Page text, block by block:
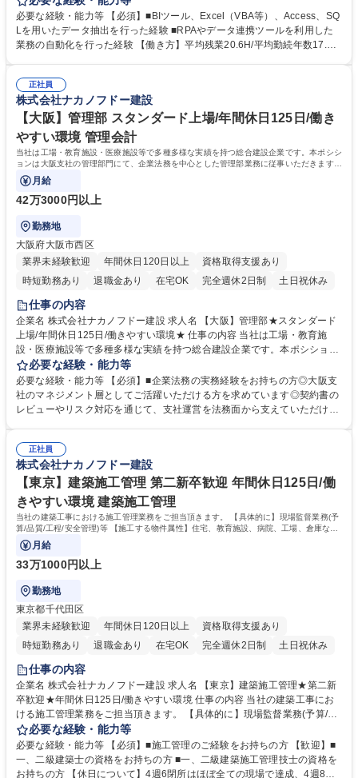
会社の定める業務◎建設業界では各社がICT活用による生産性 向上に業界
全体として取り組んでおります。本ポジションは社員の働き方改革や業務
負担改善がミッションです。 【テレワークについて】業務内容は、社内問
テレワークでの業務は認めていません。 募集職種 【東京】社内SE/スタン
ダード上場/年間休日125日/資格手当有/働きやすい環境
必要な経験・能力等 【必須】■BIツール、Excel（VBA等）、Access、SQ
Lを用いたデータ抽出を行った経験 ■RPAやデータ連携ツールを利用した
業務の自動化を行った経験 【働き方】平均残業20.6H/平均勤続年数17.5
定。従業員の健康や幸福を考慮した働きやすい環境を提供することに注
力、公的機関から認定を受けました。 【充実した研修制度】階層等に応じ
た研修制度が充実、資格支援制度もあり。社員ひとりひとりのスキルアッ
プを後押ししています。 学歴・資格 学歴：大学院 大学 高専 短大 専修学
校 高校 語学力： 資格：
正社員
株式会社ナカノフドー建設
【大阪】管理部 スタンダード上場/年間休日125日/働き
やすい環境 管理会計
当社は工場・教育施設・医療施設等で多種多様な実績を持つ総合建設企業です。本ポシシ
ョンは大阪支社の管理部門にて、企業法務を中心とした管理部業務に従事いただきます。
入社後は契約書・覚書等のリーガルチェッ
月給
42万3000円以上
勤務地
大阪府大阪市西区
業界未経験歓迎
年間休日120日以上
資格取得支援あり
時短勤務あり
退職金あり 在宅OK 完全週休2日制 土日祝休み
仕事の内容
企業名 株式会社ナカノフドー建設 求人名 【大阪】管理部★スタンダード
上場/年間休日125日/働きやすい環境★ 仕事の内容 当社は工場・教育施
設・医療施設等で多種多様な実績を持つ総合建設企業です。本ポシション
は大阪支社の管理部門にて、企業法務を中心とした管理部業務に従事いた
だきます。入社後は契約書・覚書等のリーガルチェッ ク、リスク管理、社
内調整業務を中心に、総務（備品・資産管理、拠点長補佐）、経理（伝票
処理、請求・支払管理、原価管理、四半期決算）、労務（勤怠管理、雇用
す。 ※業務内容の変更の範囲：会社の定める業務 募集職種 【大阪】管理
部★スタンダード上場/年間休日125日/働きやすい環境★
必要な経験・能力等
必要な経験・能力等 【必須】■企業法務の実務経験をお持ちの方◎大阪支
社のマネジメント層としてご活躍いただける方を求めています◎契約書の
レビューやリスク対応を通じて、支社運営を法務面から支えていただける
ることは基本的になく、時差出勤制度もあります◎ 【充実した研修制度】
階層等に応じた研修制度が充実、資格支援制度もあり。社員ひとりひとり
のスキルアップを後押ししています。 学歴・資格 学歴：大学院 大学 高専
短大 専修学校 高校 語学力： 資格：
正社員
株式会社ナカノフドー建設
【東京】建築施工管理 第二新卒歓迎 年間休日125日/働
きやすい環境 建築施工管理
当社の建築工事における施工管理業務をご担当頂きます。 【具体的に】現場監督業務(予
算/品質/工程/安全管理)等 【施工する物件属性】住宅、教育施設、病院、工場、倉庫など
幅広い施工に携わっていただきます。
月給
33万1000円以上
勤務地
東京都千代田区
業界未経験歓迎
年間休日120日以上
資格取得支援あり
時短勤務あり
退職金あり 在宅OK 完全週休2日制 土日祝休み
仕事の内容
企業名 株式会社ナカノフドー建設 求人名 【東京】建築施工管理★第二新
卒歓迎★年間休日125日/働きやすい環境 仕事の内容 当社の建築工事にお
ける施工管理業務をご担当頂きます。 【具体的に】現場監督業務(予算/品
質/工程/安全管理)等 【施工する物件属性】住宅、教育施設、病院、工場、
倉庫など幅広い施工に携わっていただきます。 【工期】工期は1～2年程
度の物件が中心です。 【就業環境】■通常期20~40h程度／繁忙期は残業
が増えますが残業時間抑制に努めております。■転勤可能性は0ではありま
必要な経験・能力等
必要な経験・能力等 【必須】■施工管理のご経験をお持ちの方 【歓迎】■
一、二級建築士の資格をお持ちの方 ■一、二級建築施工管理技士の資格を
お持ちの方 【休日について】4週6閉所はほぼ全ての現場で達成、4週8閉